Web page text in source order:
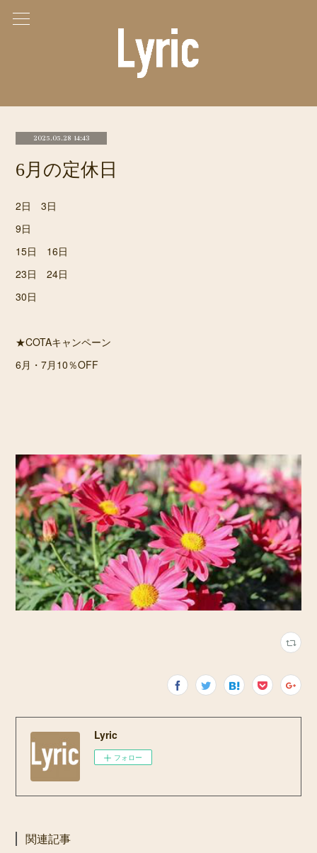
2025.05.28 14:43
6月の定休日
2日 3日
9日
15日 16日
23日 24日
30日
★COTAキャンペーン
6月・7月10％OFF
Lyric
フォロー
関連記事